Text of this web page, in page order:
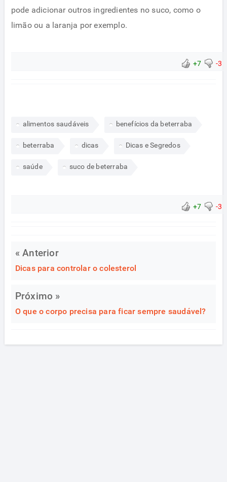
pode adicionar outros ingredientes no suco, como o
limão ou a laranja por exemplo.
+7 -3
alimentos saudáveis benefícios da beterraba
beterraba dicas Dicas e Segredos
saúde suco de beterraba
+7 -3
« Anterior
Dicas para controlar o colesterol
Próximo »
O que o corpo precisa para ficar sempre saudável?